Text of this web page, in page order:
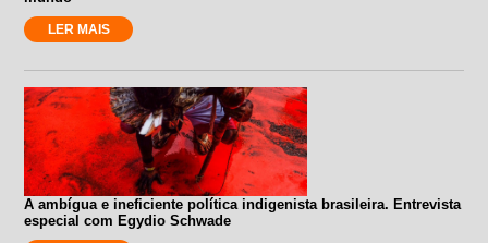
LER MAIS
A ambígua e ineficiente política indigenista brasileira. Entrevista
especial com Egydio Schwade